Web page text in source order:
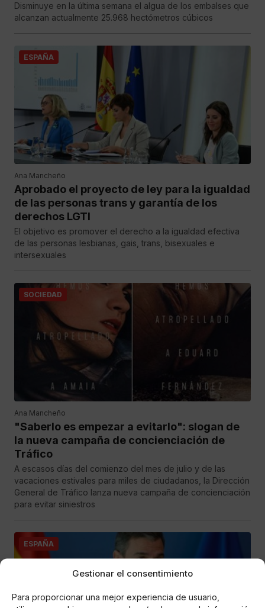
Gestionar el consentimiento
Para proporcionar una mejor experiencia de usuario,
Disminuye en la última semana el algua de los embalses que
alcanzan actualmente 25.968 hectómetros cúbicos
ESPAÑA
Ana Mancheño
Aprobado el proyecto de ley para la igualdad
de las personas trans y garantía de los
derechos LGTI
El objetivo es promover el derecho a la igualdad efectiva
de las personas lesbianas, gais, trans, bisexuales e
intersexuales
SOCIEDAD
Ana Mancheño
"Saberlo es empezar a evitarlo": slogan de
la nueva campaña de concienciación de
Tráfico
A escasos días del comienzo del mes de julio y de las
vacaciones estivales para miles de ciudadanos, la Dirección
General de Tráfico lanza nueva campaña de concienciación
para evitar siniestros
ESPAÑA